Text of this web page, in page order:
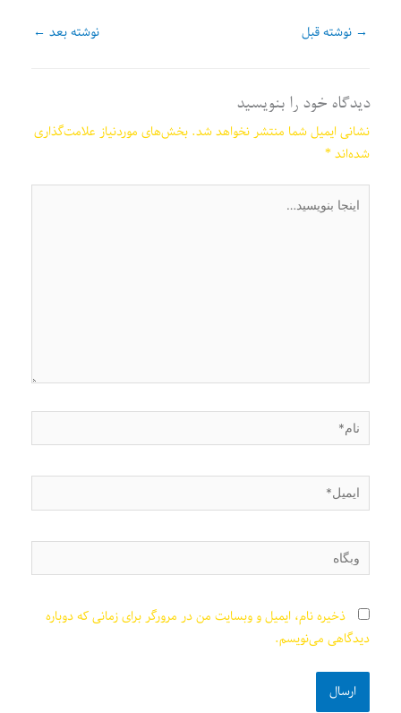
→ نوشته قبل نوشته بعد ←
دیدگاه‌ خود را بنویسید
نشانی ایمیل شما منتشر نخواهد شد. بخش‌های موردنیاز علامت‌گذاری
شده‌اند*
بنویسید…
نام*
ایمیل*
وبگاه
ذخیره نام، ایمیل و وبسایت من در مرورگر برای زمانی که دوباره
دیدگاهی می‌نویسم.